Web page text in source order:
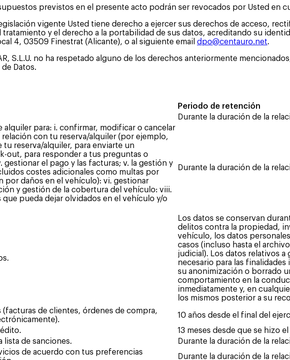
previstos en el presente acto podrán ser revocados por Usted en
vigente Usted tiene derecho a ejercer sus derechos de acceso,
y el derecho a la portabilidad de sus datos, acreditando su
4, 03509 Finestrat (Alicante), o al siguiente email dpo@centauro.net.
S.L.U. no ha respetado alguno de los derechos anteriormente
Datos.
Periodo de retención
Durante la duración de la
alquiler para: i. confirmar, modificar o cancelar
con tu reserva/alquiler (por ejemplo,
reserva/alquiler, para enviarte un
out, para responder a tus preguntas o
el pago y las facturas; v. la gestión y
costes adicionales como multas por
daños en el vehículo): vi. gestionar
y gestión de la cobertura del vehículo: viii.
pueda dejar olvidados en el vehículo y/o
Durante la duración de la
Los datos se conservan
delitos contra la propiedad,
vehículo, los datos
casos (incluso hasta el
judicial). Los datos relativos
necesario para las
su anonimización o borrado
comportamiento en la
inmediatamente y, en
los mismos posterior a su
de clientes, órdenes de compra,
10 años desde el final del
13 meses desde que se hizo
lista de sanciones.
Durante la duración de la
de acuerdo con tus preferencias
Durante la duración de la